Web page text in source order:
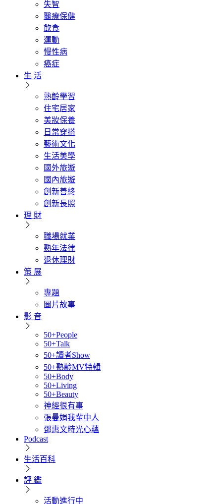
失智
醫療保健
飲食
運動
慢性病
癌症
生 活
熟齡學習
住宅居家
美妝保養
日常穿搭
藝術文化
生活美學
國外旅遊
國內旅遊
創新善終
創新長照
理 財
職場就業
熟年法律
退休理財
策 展
專題
圖片故事
影 音
50+People
50+Talk
50+讀者Show
50+熟齡MV特輯
50+Body
50+Living
50+Beauty
神經很有事
張曼娟我輩中人
鄧惠文時光心蘊
Podcast
生活百科
評 鑑
活動進行中